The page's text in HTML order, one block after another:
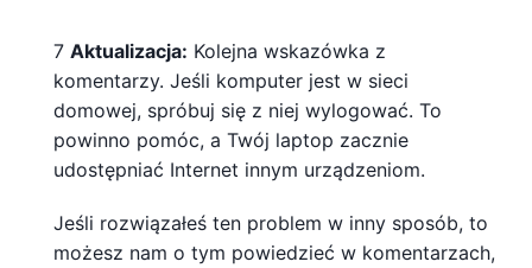
7 Aktualizacja: Kolejna wskazówka z
komentarzy. Jeśli komputer jest w sieci
domowej, spróbuj się z niej wylogować. To
powinno pomóc, a Twój laptop zacznie
udostępniać Internet innym urządzeniom.
Jeśli rozwiązałeś ten problem w inny sposób, to
możesz nam o tym powiedzieć w komentarzach,